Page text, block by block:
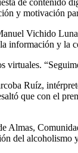
de contenido
y motivación
Vichido
y la
virtuales.
Ruíz,
que con el
Almas,
del alcoholismo